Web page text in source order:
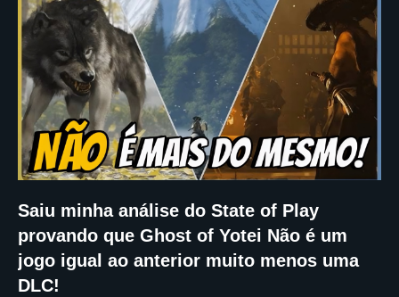
Saiu minha análise do State of Play
provando que Ghost of Yotei Não é um
jogo igual ao anterior muito menos uma
DLC!